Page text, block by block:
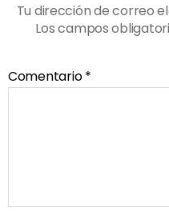
Tu dirección de correo
Los campos
Comentario*